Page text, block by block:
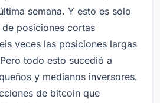
semana. Y esto es solo
de posiciones cortas
veces las posiciones largas
todo esto sucedió a
y medianos inversores.
de bitcoin que